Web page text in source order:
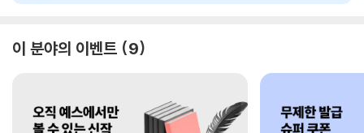
이 분야의 이벤트 9